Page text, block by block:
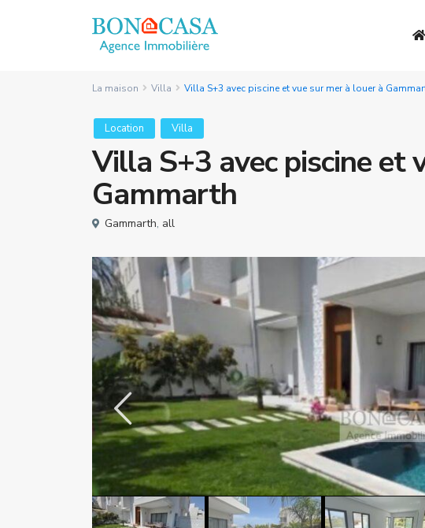
La maison Villa Villa S+3 avec piscine et vue sur mer à louer à
Location Villa
Villa S+3 avec piscine et
Gammarth
Gammarth, all